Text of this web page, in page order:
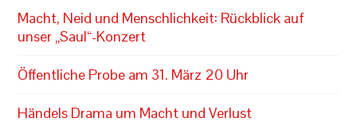
Macht, Neid und Menschlichkeit: Rückblick auf
unser „Saul“-Konzert
Öffentliche Probe am 31. März 20 Uhr
Händels Drama um Macht und Verlust